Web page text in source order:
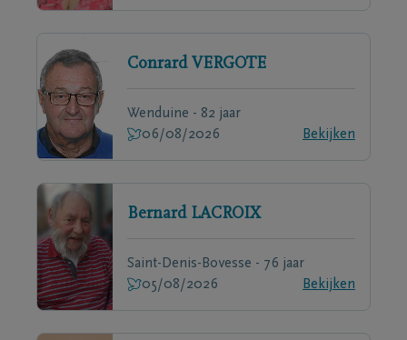
Conrard VERGOTE
Wenduine - 82 jaar
06/08/2026
Bekijken
Bernard LACROIX
Saint-Denis-Bovesse - 76 jaar
05/08/2026
Bekijken